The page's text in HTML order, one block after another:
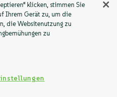
Konfiguration
klicken, stimmen Sie
Ihrem Gerät zu, um die
die Websitenutzung zu
zu